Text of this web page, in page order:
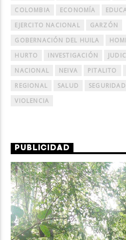
COLOMBIA
ECONOMÍA
EJERCITO NACIONAL
GARZÓN
GOBERNACIÓN DEL HUILA
HURTO
INVESTIGACIÓN
NACIONAL
NEIVA PITALITO
REGIONAL
SALUD SEGURIDAD
VIOLENCIA
PUBLICIDAD